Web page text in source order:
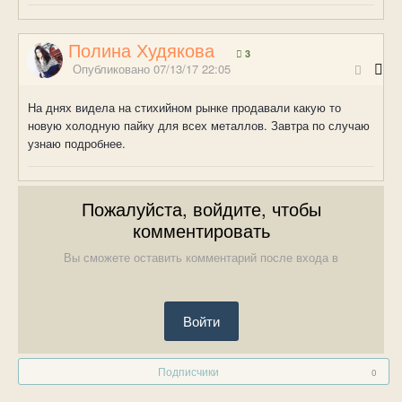
Полина Худякова 3
Опубликовано 07/13/17 22:05
На днях видела на стихийном рынке продавали какую то
новую холодную пайку для всех металлов. Завтра по случаю
узнаю подробнее.
Пожалуйста, войдите, чтобы
комментировать
Вы сможете оставить комментарий после входа в
Войти
Подписчики 0